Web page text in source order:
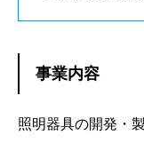
事業内容
照明器具の開発・